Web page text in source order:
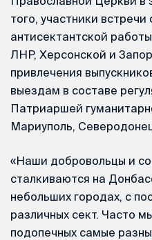
того, участники
антисектантской
ЛНР, Херсонской и
привлечения
выездам в составе
Патриаршей
Мариуполь,
«Наши добровольцы и
сталкиваются на
небольших городах, с
различных сект. Часто
подопечных самые